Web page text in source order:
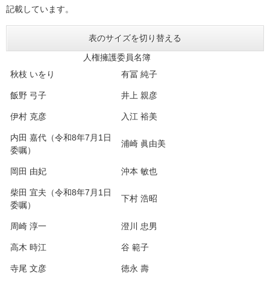
記載しています。
表のサイズを切り替える
人権擁護委員名簿
秋枝 いをり
有冨 純子
飯野 弓子 井上 親彦
伊村 克彦 入江 裕美
内田 嘉代（令和8年7月1日
委嘱）
浦崎 眞由美
岡田 由妃 沖本 敏也
柴田 宜夫（令和8年7月1日
委嘱）
下村 浩昭
周崎 淳一 澄川 忠男
高木 時江 谷 範子
寺尾 文彦 徳永 壽